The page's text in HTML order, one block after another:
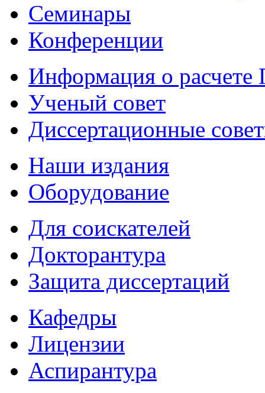
Семинары
Конференции
Информация о
Ученый совет
Диссертационные
Наши издания
Оборудование
Для соискателей
Докторантура
Защита диссертаций
Кафедры
Лицензии
Аспирантура